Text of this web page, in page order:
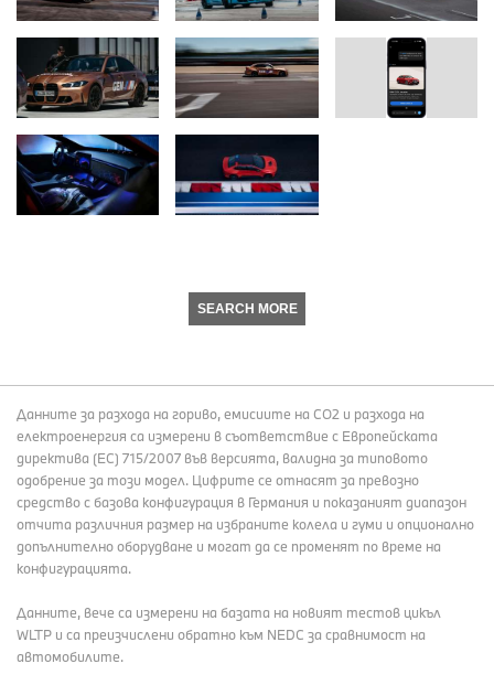
SEARCH MORE
Данните за разхода на гориво, емисиите на СО2 и разхода на
електроенергия са измерени в съответствие с Европейската
директива (EC) 715/2007 във версията, валидна за типовото
одобрение за този модел. Цифрите се отнасят за превозно
средство с базова конфигурация в Германия и показаният диапазон
отчита различния размер на избраните колела и гуми и опционално
допълнително оборудване и могат да се променят по време на
конфигурацията.
Данните, вече са измерени на базата на новият тестов цикъл
WLTP и са преизчислени обратно към NEDC за сравнимост на
автомобилите.